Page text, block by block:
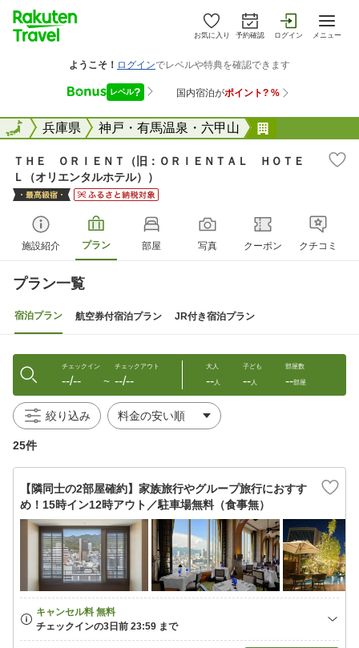
お気に入り 予約確認 ログイン メニュー
全国兵庫県 神戸・有馬温泉・六甲山
全国
ＴＨＥ ＯＲＩＥＮＴ（旧：ＯＲＩＥＮＴＡＬ ＨＯＴＥ
Ｌ（オリエンタルホテル））
施設紹介 プラン 部屋 写真 クーポン クチコミ
プラン一覧
宿泊プラン 航空券付宿泊プラン JR付き宿泊プラン
チェックイン
--/-- 〜
チェックアウト
--/--
大人
--人
子ども
--人
部屋数
--部屋
絞り込み
25件
【隣同士の2部屋確約】家族旅行やグループ旅行におすす
め！15時イン12時アウト／駐車場無料（食事無）